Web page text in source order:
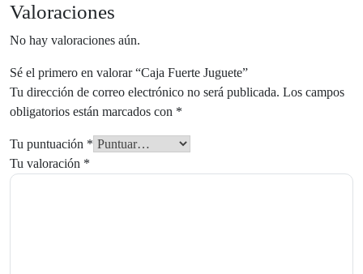
Valoraciones
No hay valoraciones aún.
Sé el primero en valorar “Caja Fuerte Juguete”
Tu dirección de correo electrónico no será publicada. Los campos
obligatorios están marcados con *
Tu puntuación *
Tu valoración *